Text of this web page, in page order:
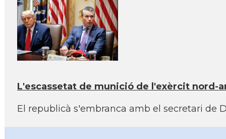
L'escassetat de munició de l'exèrcit nord-
El republicà s'embranca amb el secretari de